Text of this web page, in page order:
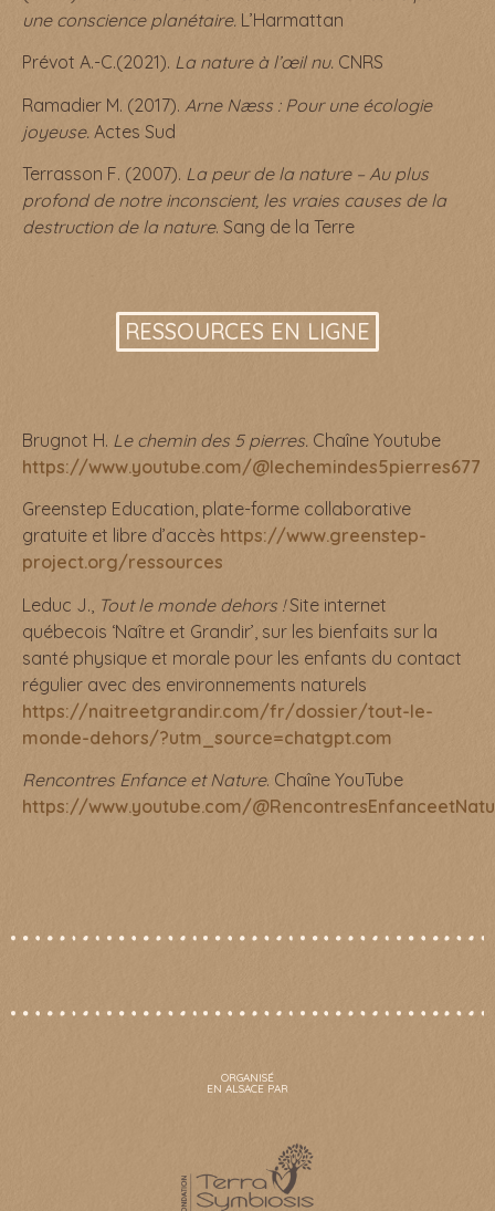
une conscience planétaire. L’Harmattan
Prévot A.-C.(2021). La nature à l’œil nu. CNRS
Ramadier M. (2017). Arne Næss : Pour une écologie
joyeuse. Actes Sud
Terrasson F. (2007). La peur de la nature – Au plus
profond de notre inconscient, les vraies causes de la
destruction de la nature. Sang de la Terre
RESSOURCES EN LIGNE
Brugnot H. Le chemin des 5 pierres. Chaîne Youtube
https://www.youtube.com/@lechemindes5pierres677
Greenstep Education, plate-forme collaborative
gratuite et libre d’accès https://www.greenstep-
project.org/ressources
Leduc J., Tout le monde dehors !Site internet
québecois ‘Naître et Grandir’, sur les bienfaits sur la
santé physique et morale pour les enfants du contact
régulier avec des environnements naturels
https://naitreetgrandir.com/fr/dossier/tout-le-
monde-dehors/?utm_source=chatgpt.com
Rencontres Enfance et Nature. Chaîne YouTube
https://www.youtube.com/
ORGANISÉ
EN ALSACE PAR